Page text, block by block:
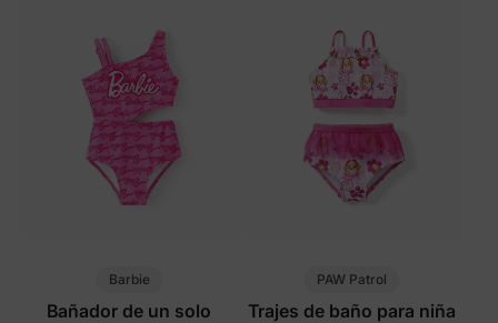
Barbie
Bañador de un solo
PAW Patrol
Trajes de baño para niña